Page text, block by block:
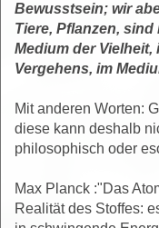
Bewusstsein; wir
Tiere, Pflanzen,
Medium der
Vergehens, im
Mit anderen Worten:
diese kann deshalb
philosophisch oder
Max Planck :"Das
Realität des Stoffes: